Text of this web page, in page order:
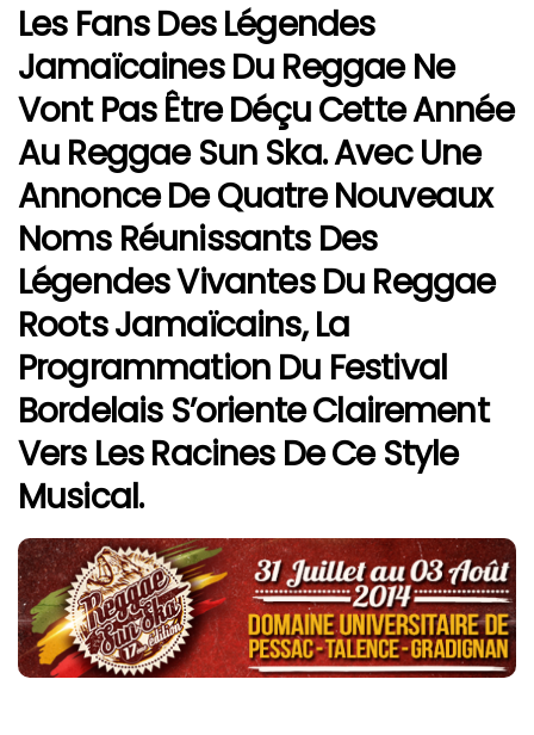
Les Fans Des Légendes
Jamaïcaines Du ReggaeNe
Vont Pas Être Déçu Cette Année
Au Reggae Sun Ska.Avec Une
Annonce De Quatre Nouveaux
Noms Réunissants Des
Légendes Vivantes Du Reggae
RootsJamaïcains, La
Programmation Du Festival
Bordelais S’oriente Clairement
Vers Les Racines De Ce Style
Musical.